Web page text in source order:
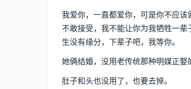
我爱你，一直都爱你，可是你不应
不敢接受，我不能让你为我牺牲一
生没有缘分，下辈子吧，我等你。
她俩结婚，没用老传统那种明媒正娶
肚子和头也没用了，也要去掉。